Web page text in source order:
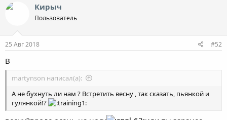
Кирыч
Пользователь
25 Авг 2018 #52
В
martynson написал(а):
А не бухнуть ли нам ? Встретить весну , так сказать, пьянкой и
гулянкой!?